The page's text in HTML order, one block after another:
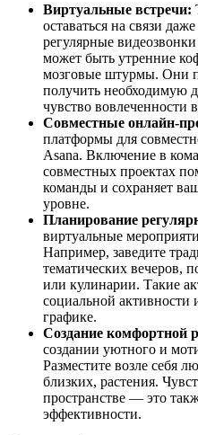
Виртуальные встречи:
оставаться на связи
регулярные
может быть утренние
мозговые штурмы. Они
получить необходимую
чувство вовлеченности
Совместные онлайн-
платформы для
Asana. Включение в
совместных проектах
команды и сохраняет
уровне.
Планирование
виртуальные
Например, заведите
тематических вечеров,
или кулинарии. Такие
социальной активности
графике.
Создание комфортной
создании уютного и
Разместите возле себя
близких, растения.
пространстве — это
эффективности.